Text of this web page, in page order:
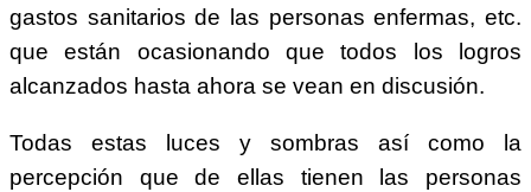
gastos sanitarios de las personas enfermas, etc.
que están ocasionando que todos los logros
alcanzados hasta ahora se vean en discusión.
Todas estas luces y sombras así como la
percepción que de ellas tienen las personas